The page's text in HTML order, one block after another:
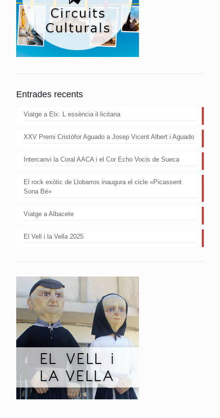
Entrades recents
Viatge a Elx: L essència il·licitana
XXV Premi Cristòfor Aguado a Josep Vicent Albert i Aguado
Intercanvi la Coral AACA i el Cor Echo Vocis de Sueca
El rock exòtic de Llobarros inaugura el cicle «Picassent
Sona Bé»
Viatge a Albacete
El Vell i la Vella 2025